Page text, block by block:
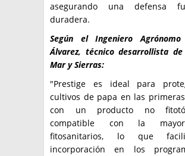
asegurando una defensa
duradera.
Según el Ingeniero Agrónomo
Álvarez, técnico desarrollista
Mar y Sierras:
"Prestige es ideal para
cultivos de papa en las
con un producto no
compatible con la
fitosanitarios, lo que
incorporación en los